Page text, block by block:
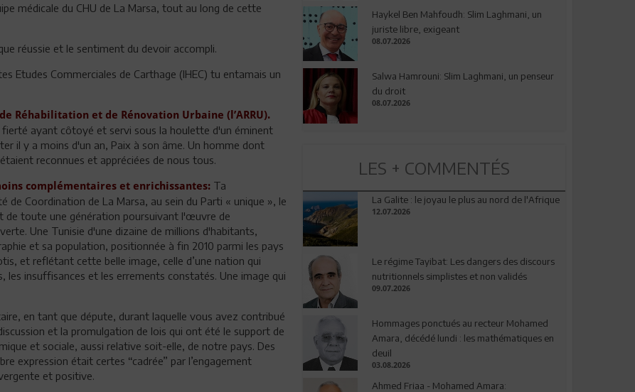
médicale du CHU de La Marsa, tout au long de cette
réussie et le sentiment du devoir accompli.
Etudes Commerciales de Carthage (IHEC) tu entamais un
Réhabilitation et de Rénovation Urbaine (l’ARRU).
ayant côtoyé et servi sous la houlette d'un éminent
il y a moins d'un an, Paix à son âme. Un homme dont
reconnues et appréciées de nous tous.
complémentaires et enrichissantes: Ta
Coordination de La Marsa, au sein du Parti « unique », le
de toute une génération poursuivant l'œuvre de
Une Tunisie d'une dizaine de millions d'habitants,
et sa population, positionnée à fin 2010 parmi les pays
et reflétant cette belle image, celle d’une nation qui
insuffisances et les errements constatés. Une image qui
en tant que députe, durant laquelle vous avez contribué
et la promulgation de lois qui ont été le support de
et sociale, aussi relative soit-elle, de notre pays. Des
expression était certes “cadrée” par l’engagement
et positive.
Haykel Ben Mahfoudh: Slim Laghmani, un
juriste libre, exigeant
08.07.2026
Salwa Hamrouni: Slim Laghmani, un penseur
du droit
08.07.2026
LES + COMMENTÉS
La Galite : le joyau le plus au nord de l'Afrique
12.07.2026
Le régime Tayibat: Les dangers des discours
nutritionnels simplistes et non validés
09.07.2026
Hommages ponctués au recteur Mohamed
Amara, décédé lundi : les mathématiques en
deuil
03.08.2026
Ahmed Friaa - Mohamed Amara: